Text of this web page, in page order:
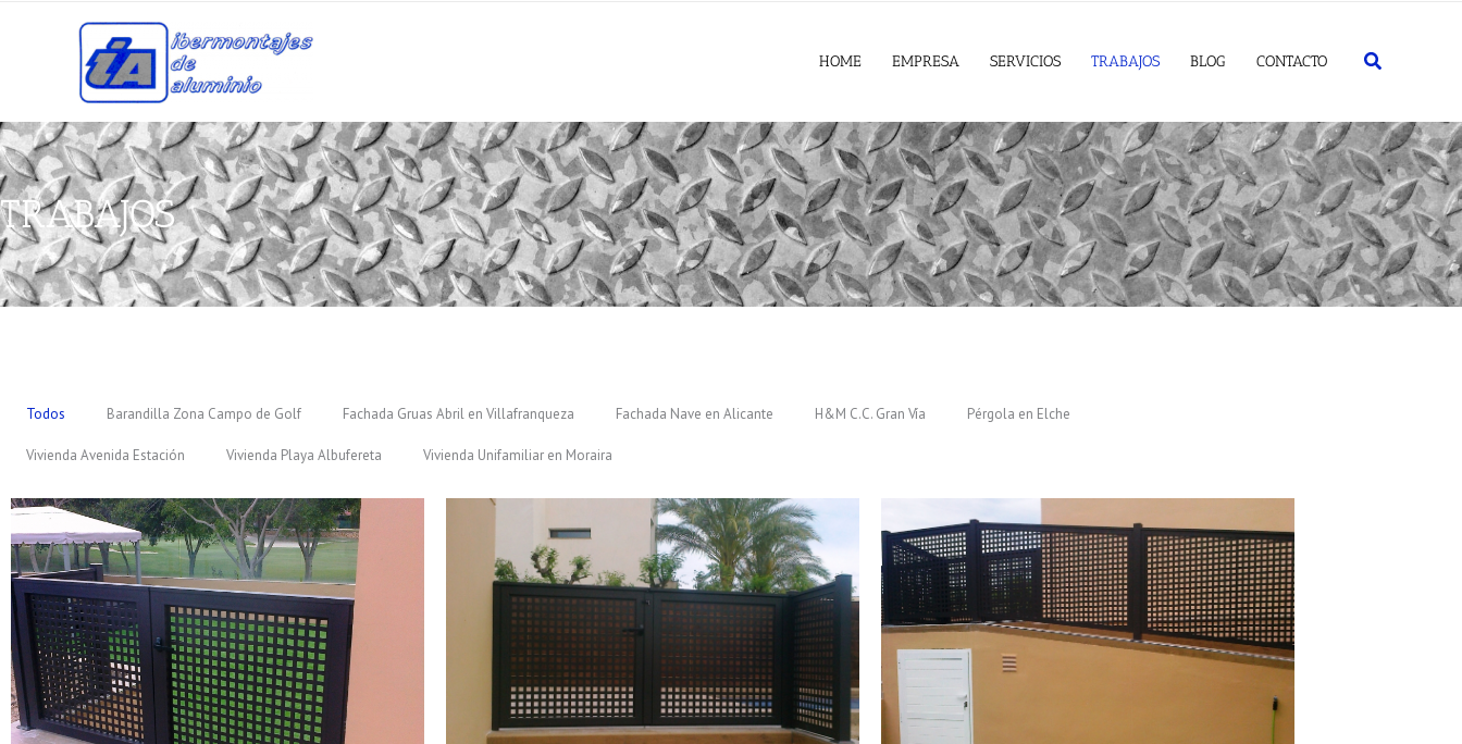
HOME EMPRESA SERVICIOS TRABAJOS BLOG CONTACTO Buscar
TRABAJOS
Todos Barandilla Zona Campo de Golf Fachada Gruas Abril en Villafranqueza Fachada Nave en Alicante H&M C.C. Gran Vía Pérgola en Elche
Vivienda Avenida Estación Vivienda Playa Albufereta Vivienda Unifamiliar en Moraira